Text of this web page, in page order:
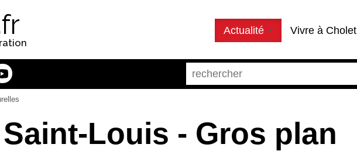
Actualité Vivre à Cholet
Louis - Gros plan